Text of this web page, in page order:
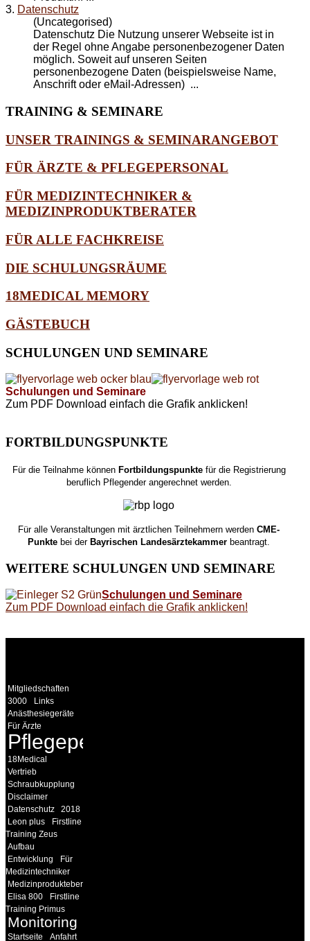
3. Datenschutz
(Uncategorised)
Datenschutz Die Nutzung unserer Webseite ist in
der Regel ohne Angabe personenbezogener Daten
möglich. Soweit auf unseren Seiten
personenbezogene Daten (beispielsweise Name,
Anschrift oder eMail-Adressen) ...
TRAINING & SEMINARE
UNSER TRAININGS & SEMINARANGEBOT
FÜR ÄRZTE & PFLEGEPERSONAL
FÜR MEDIZINTECHNIKER &
MEDIZINPRODUKTBERATER
FÜR ALLE FACHKREISE
DIE SCHULUNGSRÄUME
18MEDICAL MEMORY
GÄSTEBUCH
SCHULUNGEN UND SEMINARE
Schulungen und Seminare
Zum PDF Download einfach die Grafik anklicken!
FORTBILDUNGSPUNKTE
Für die Teilnahme könnenFortbildungspunktefür die Registrierung
beruflich Pflegender angerechnet werden.
Für alle Veranstaltungen mit ärztlichen Teilnehmern werdenCME-
Punkte bei derBayrischen Landesärztekammer beantragt.
WEITERE SCHULUNGEN UND SEMINARE
Schulungen und Seminare
Zum PDF Download einfach die Grafik anklicken!
Mitgliedschaften
3000
Links
Anästhesiegeräte
Für Ärzte
Pflegepersonal
18Medical
Vertrieb
Schraubkupplung
Disclaimer
Datenschutz
2018
Leon plus
Firstline
Training Zeus
Aufbau
Entwicklung
Für
Medizintechniker
Medizinprodukteberater
Elisa 800
Firstline
Training Primus
Monitoring
Startseite
Anfahrt